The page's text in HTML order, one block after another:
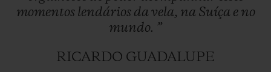
momentos lendários da vela, na Suíça e no
mundo. ”
RICARDO GUADALUPE